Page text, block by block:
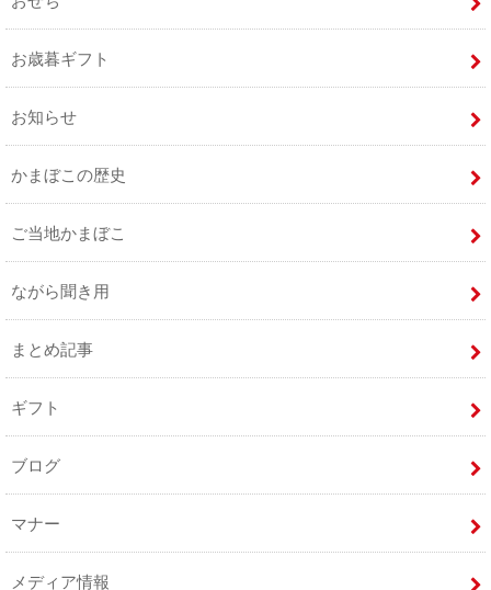
お歳暮ギフト
お知らせ
かまぼこの歴史
ご当地かまぼこ
ながら聞き用
まとめ記事
ギフト
ブログ
マナー
メディア情報